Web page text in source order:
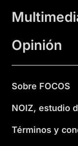
Opinión
Sobre FOCOS
NOIZ, estudio
Términos y